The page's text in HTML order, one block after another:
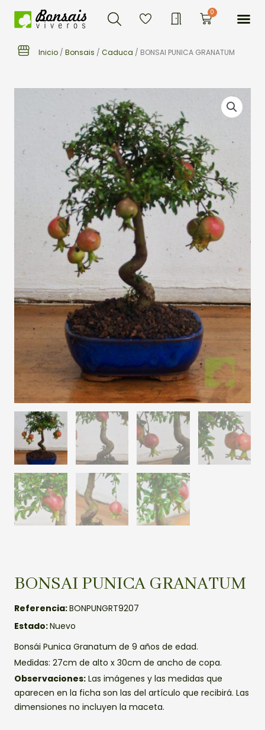
Buscar 0Carrito
Inicio / Bonsais / Caduca / BONSAI PUNICA GRANATUM
BONSAI PUNICA GRANATUM
Referencia:BONPUNGRT9207
Estado:Nuevo
Bonsái Punica Granatum de 9 años de edad.
Medidas: 27cm de alto x 30cm de ancho de copa.
Observaciones: Las imágenes y las medidas que
aparecen en la ficha son las del artículo que recibirá. Las
dimensiones no incluyen la maceta.